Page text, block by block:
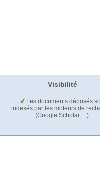
Visibilité
Les documents déposés
indexés par les moteurs de
(Google Scholar,…).